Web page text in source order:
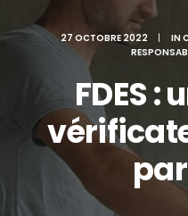
27 OCTOBRE 2022 | IN
FDES :
par